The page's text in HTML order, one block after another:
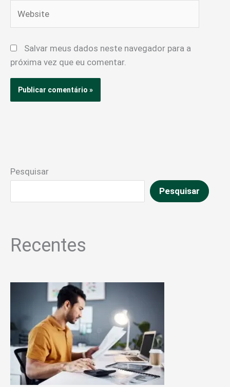
Salvar meus dados neste navegador para a
próxima vez que eu comentar.
Pesquisar
Pesquisar
Recentes